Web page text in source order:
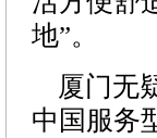
地”。
厦门无
中国服务